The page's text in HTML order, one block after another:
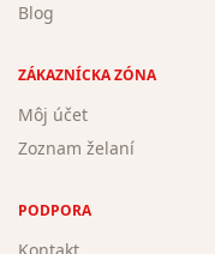
Blog
ZÁKAZNÍCKA ZÓNA
Môj účet
Zoznam želaní
PODPORA